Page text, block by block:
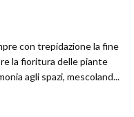
con trepidazione la fine
la fioritura delle piante
agli spazi, mescoland...